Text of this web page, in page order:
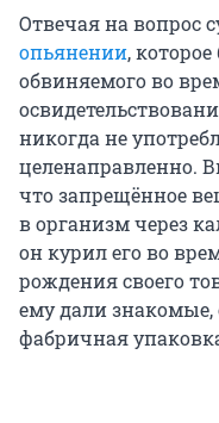
Отвечая на вопрос
опьянении,
обвиняемого во
никогда не
целенаправленно.
что запрещённое
в организм через
он курил его во
рождения своего
ему дали знакомые,
фабричная